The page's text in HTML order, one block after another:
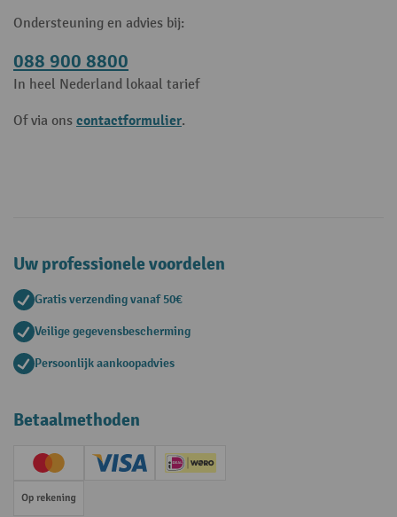
Ondersteuning en advies bij:
088 900 8800
In heel Nederland lokaal tarief
Of via ons contactformulier.
Uw professionele voordelen
Gratis verzending vanaf 50€
Veilige gegevensbescherming
Persoonlijk aankoopadvies
Betaalmethoden
Creditcard (Master)Creditcard (Visa)iDEAL | Wero
Op rekening